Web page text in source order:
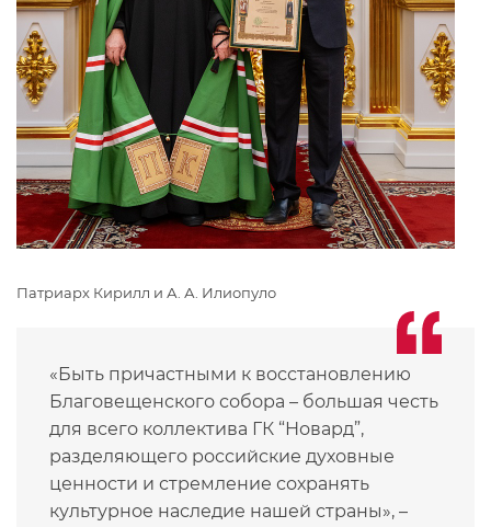
Патриарх Кирилл и А. А. Илиопуло
«Быть причастными к восстановлению
Благовещенского собора – большая честь
для всего коллектива ГК “Новард”,
разделяющего российские духовные
ценности и стремление сохранять
культурное наследие нашей страны», –